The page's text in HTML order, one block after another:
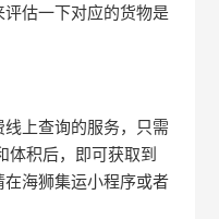
估一下对应的货物是
上查询的服务，只需
体积后，即可获取到
在海狮集运小程序或者